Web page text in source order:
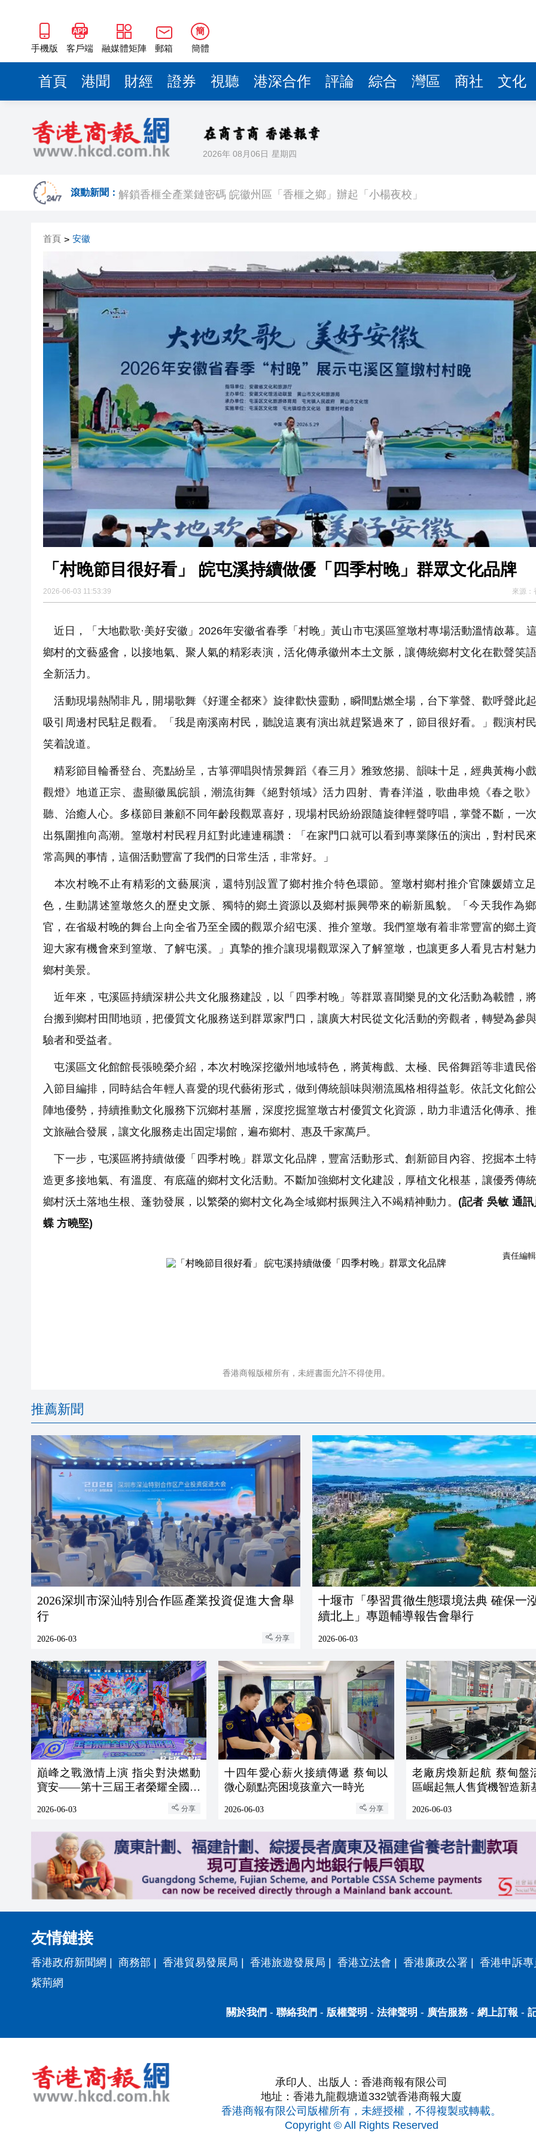
手機版 客戶端 融媒體矩陣 郵箱
簡
簡體
首頁 港聞 財經 證券 視聽 港深合作 評論 綜合 灣區 商社 文化
2026年 08月06日 星期四
滾動新聞：
「村晚節目很好看」 皖屯溪持續做優「四季村晚」群眾文化品牌
有片丨SpaceX預計下周上市 每股135美元擬募資750億美元
騰訊雲大削DeepSeek-V4系列模型價格 最高降幅達97.5%
首鋼朗澤港股首掛高開逾九成
探訪徽開古道體驗手工採茶 百位國際學生在休寧沉浸「村游」樂陶陶
解鎖香榧全產業鏈密碼 皖徽州區「香榧之鄉」辦起「小楊夜校」
騰訊雲大削DeepSeek-V4系列模型價格 最高降幅達97.5%
【A股午評】創業板指半日大漲近4%，站上4200點
首鋼朗澤港股首掛高開逾九成
探訪徽開古道體驗手工採茶 百位國際學生在休寧沉浸「村游」樂陶陶
皖休寧縣：以開放之姿 結國際之緣
解鎖香榧全產業鏈密碼 皖徽州區「香榧之鄉」辦起「小楊夜校」
「村晚節目很好看」 皖屯溪持續做優「四季村晚」群眾文化品牌
有片丨SpaceX預計下周上市 每股135美元擬募資750億美元
騰訊雲大削DeepSeek-V4系列模型價格 最高降幅達97.5%
【A股午評】創業板指半日大漲近4%，站上4200點
首鋼朗澤港股首掛高開逾九成
首頁 > 安徽
「村晚節目很好看」 皖屯溪持續做優「四季村晚」群眾文化品牌
2026-06-03 11:53:39 來源：
近日，「大地歡歌·美好安徽」2026年安徽省春季「村晚」黃山市屯溪區篁墩村專場活動溫情啟幕。
鄉村的文藝盛會，以接地氣、聚人氣的精彩表演，活化傳承徽州本土文脈，讓傳統鄉村文化在歡聲笑
全新活力。
活動現場熱鬧非凡，開場歌舞《好運全都來》旋律歡快靈動，瞬間點燃全場，台下掌聲、歡呼聲此
吸引周邊村民駐足觀看。「我是南溪南村民，聽說這裏有演出就趕緊過來了，節目很好看。」觀演村
笑着說道。
精彩節目輪番登台、亮點紛呈，古箏彈唱與情景舞蹈《春三月》雅致悠揚、韻味十足，經典黃梅小
觀燈》地道正宗、盡顯徽風皖韻，潮流街舞《絕對領域》活力四射、青春洋溢，歌曲串燒《春之歌
聽、治癒人心。多樣節目兼顧不同年齡段觀眾喜好，現場村民紛紛跟隨旋律輕聲哼唱，掌聲不斷，一
出氛圍推向高潮。篁墩村村民程月紅對此連連稱讚：「在家門口就可以看到專業隊伍的演出，對村民
常高興的事情，這個活動豐富了我們的日常生活，非常好。」
本次村晚不止有精彩的文藝展演，還特別設置了鄉村推介特色環節。篁墩村鄉村推介官陳媛婧立
色，生動講述篁墩悠久的歷史文脈、獨特的鄉土資源以及鄉村振興帶來的嶄新風貌。「今天我作為
官，在省級村晚的舞台上向全省乃至全國的觀眾介紹屯溪、推介篁墩。我們篁墩有着非常豐富的鄉土
迎大家有機會來到篁墩、了解屯溪。」真摯的推介讓現場觀眾深入了解篁墩，也讓更多人看見古村魅
鄉村美景。
近年來，屯溪區持續深耕公共文化服務建設，以「四季村晚」等群眾喜聞樂見的文化活動為載體，
台搬到鄉村田間地頭，把優質文化服務送到群眾家門口，讓廣大村民從文化活動的旁觀者，轉變為參
驗者和受益者。
屯溪區文化館館長張曉榮介紹，本次村晚深挖徽州地域特色，將黃梅戲、太極、民俗舞蹈等非遺民
入節目編排，同時結合年輕人喜愛的現代藝術形式，做到傳統韻味與潮流風格相得益彰。依託文化館
陣地優勢，持續推動文化服務下沉鄉村基層，深度挖掘篁墩古村優質文化資源，助力非遺活化傳承、
文旅融合發展，讓文化服務走出固定場館，遍布鄉村、惠及千家萬戶。
下一步，屯溪區將持續做優「四季村晚」群眾文化品牌，豐富活動形式、創新節目內容、挖掘本土
造更多接地氣、有溫度、有底蘊的鄉村文化活動。不斷加強鄉村文化建設，厚植文化根基，讓優秀傳
鄉村沃土落地生根、蓬勃發展，以繁榮的鄉村文化為全域鄉村振興注入不竭精神動力。 (記者 吳敏 通
蝶 方曉堅)
責任編
香港商報版權所有，未經書面允許不得使用。
推薦新聞
2026深圳市深汕特別合作區產業投資促進大會舉
行
2026-06-03 分享
十堰市「學習貫徹生態環境法典 確保一
續北上」專題輔導報告會舉行
2026-06-03
巔峰之戰激情上演 指尖對決燃動
寶安——第十三屆王者榮耀全國大
賽海選賽深圳「寶體杯」站（夏季
賽）圓滿落幕
2026-06-03 分享
十四年愛心薪火接續傳遞 蔡甸以
微心願點亮困境孩童六一時光
2026-06-03 分享
老廠房煥新起航 蔡甸盤活閒置廠
區崛起無人售貨機智造新
2026-06-03
友情鏈接
香港政府新聞網 商務部 香港貿易發展局 香港旅遊發展局 香港立法會 香港廉政公署
香港申訴
紫荊網
關於我們 - 聯絡我們 - 版權聲明 - 法律聲明 - 廣告服務- 網上訂報 -
承印人、出版人：香港商報有限公司
地址：香港九龍觀塘道332號香港商報大廈
香港商報有限公司版權所有，未經授權，不得複製或轉載。
Copyright © All Rights Reserved